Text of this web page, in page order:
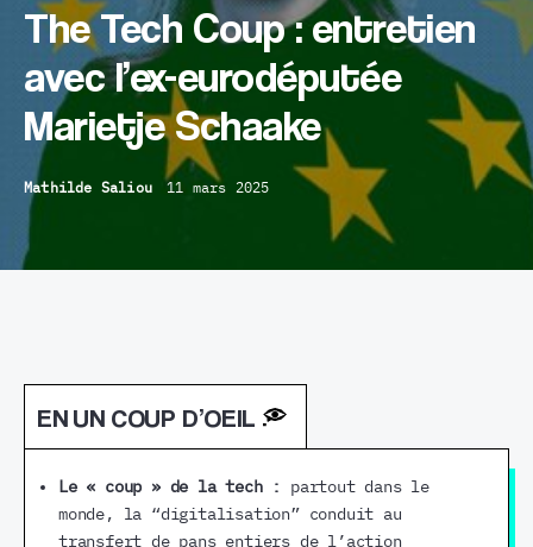
The Tech Coup : entretien
avec l’ex-eurodéputée
Marietje Schaake
Mathilde Saliou 11 mars 2025
EN UN COUP D’OEIL
Le « coup » de la tech :
partout dans le
monde, la “digitalisation” conduit au
transfert de pans entiers de l’action